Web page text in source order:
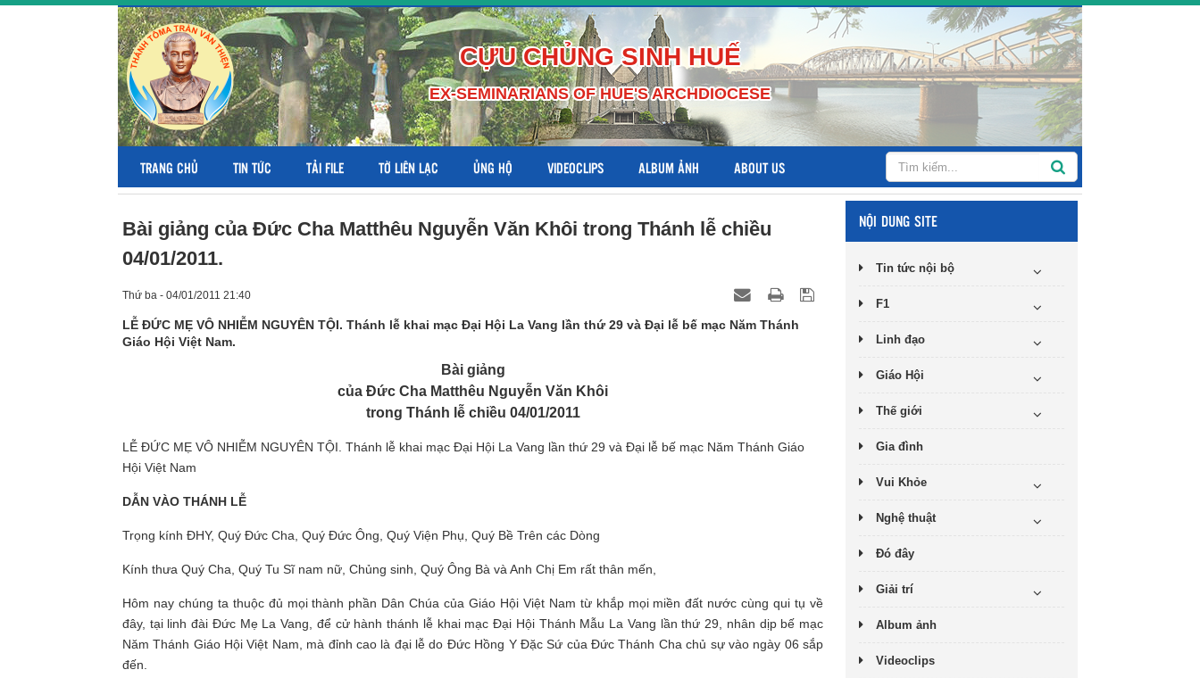
CỰU CHỦNG SINH HUẾ
EX-SEMINARIANS OF HUE'S ARCHDIOCESE
TRANG CHỦ TIN TỨC TẢI FILE TỜ LIÊN LẠC ỦNG HỘ VIDEOCLIPS ALBUM ẢNH ABOUT US
Bài giảng của Đức Cha Matthêu Nguyễn Văn Khôi trong Thánh lễ chiều
04/01/2011.
Thứ ba - 04/01/2011 21:40
LỄ ĐỨC MẸ VÔ NHIỄM NGUYÊN TỘI. Thánh lễ khai mạc Đại Hội La Vang lần thứ 29 và Đại lễ bế mạc Năm Thánh
Giáo Hội Việt Nam.
Bài giảng
của Đức Cha Matthêu Nguyễn Văn Khôi
trong Thánh lễ chiều 04/01/2011
LỄ ĐỨC MẸ VÔ NHIỄM NGUYÊN TỘI. Thánh lễ khai mạc Đại Hội La Vang lần thứ 29 và Đại lễ bế mạc Năm Thánh Giáo
Hội Việt Nam
DẪN VÀO THÁNH LỄ
Trọng kính ĐHY, Quý Đức Cha, Quý Đức Ông, Quý Viện Phụ, Quý Bề Trên các Dòng
Kính thưa Quý Cha, Quý Tu Sĩ nam nữ, Chủng sinh, Quý Ông Bà và Anh Chị Em rất thân mến,
Hôm nay chúng ta thuộc đủ mọi thành phần Dân Chúa của Giáo Hội Việt Nam từ khắp mọi miền đất nước cùng qui tụ về
đây, tại linh đài Đức Mẹ La Vang, để cử hành thánh lễ khai mạc Đại Hội Thánh Mẫu La Vang lần thứ 29, nhân dịp bế mạc
Năm Thánh Giáo Hội Việt Nam, mà đỉnh cao là đại lễ do Đức Hồng Y Đặc Sứ của Đức Thánh Cha chủ sự vào ngày 06 sắp
đến.
NỘI DUNG SITE
Tin tức nội bộ
F1
Linh đạo
Giáo Hội
Thế giới
Gia đình
Vui Khỏe
Nghệ thuật
Đó đây
Giải trí
Album ảnh
Videoclips